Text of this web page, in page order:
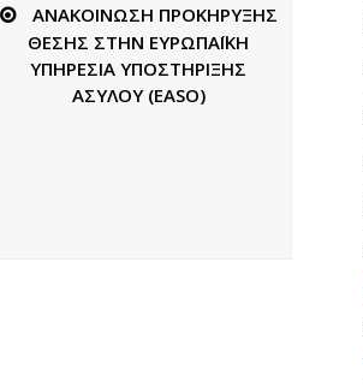
ΑΝΑΚΟΙΝΩΣΗ ΠΡΟΚΗΡΥΞΗΣ
ΘΕΣΗΣ ΣΤΗΝ ΕΥΡΩΠΑΪΚΗ
ΥΠΗΡΕΣΙΑ ΥΠΟΣΤΗΡΙΞΗΣ
ΑΣΥΛΟΥ (EASO)